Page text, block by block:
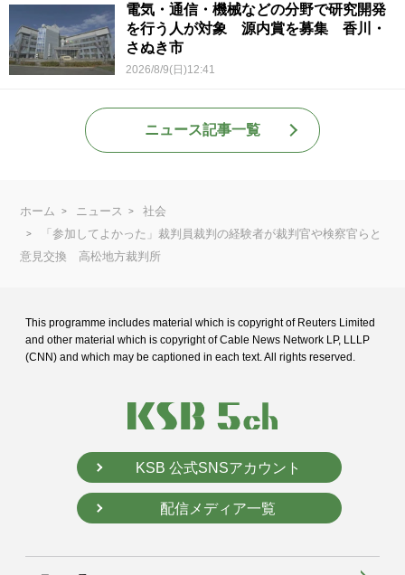
電気・通信・機械などの分野で研究開発
を行う人が対象 源内賞を募集 香川・
さぬき市
2026/8/9(日)12:41
ニュース記事一覧
ホーム ニュース
社会
「参加してよかった」裁判員裁判の経験者が裁判官や検察官らと
意見交換 高松地方裁判所
This programme includes material which is copyright of Reuters Limited
and other material which is copyright of Cable News Network LP, LLLP
(CNN) and which may be captioned in each text. All rights reserved.
KSB 公式SNSアカウント
配信メディア一覧